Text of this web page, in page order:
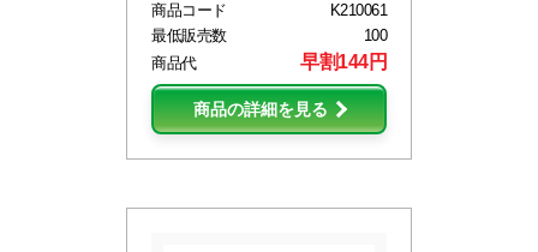
商品コード
K210061
最低販売数
100
商品代
早割144円
商品の詳細を見る